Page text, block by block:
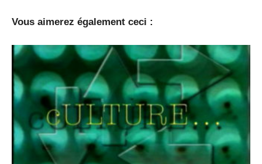
Vous aimerez également ceci :